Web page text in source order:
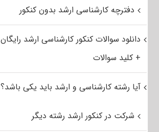
دفترچه کارشناسی ارشد بدون کنکور
دانلود سوالات کنکور کارشناسی ارشد رایگان
+ کلید سوالات
آیا رشته کارشناسی و ارشد باید یکی باشد؟
شرکت در کنکور ارشد رشته دیگر